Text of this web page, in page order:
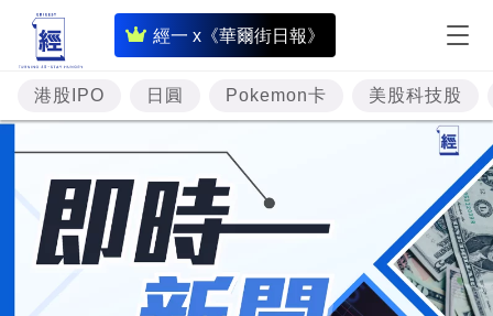
經一 x《華爾街日報》
即
時
財
經
專
題
投
資
樓
港股IPO 日圓 Pokemon卡 美股科技股